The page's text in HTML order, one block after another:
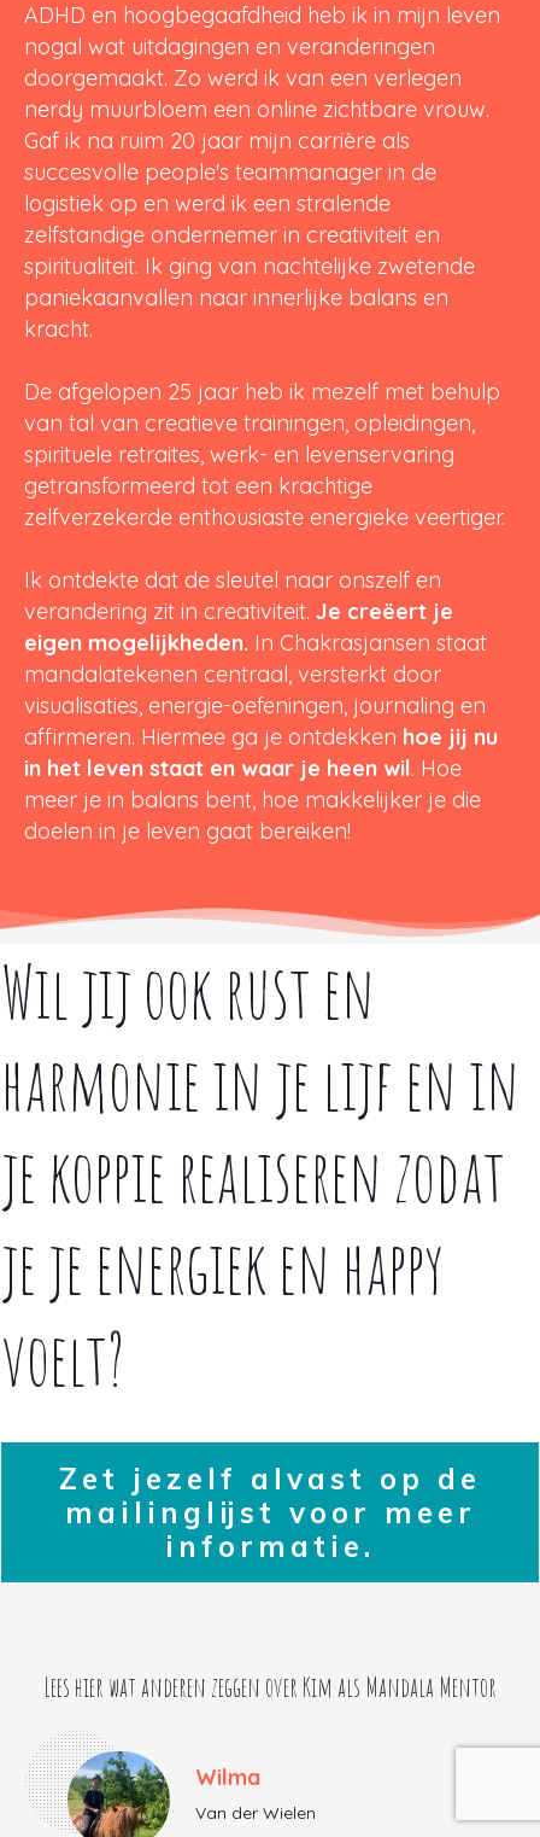
ADHD en hoogbegaafdheid heb ik in mijn leven
nogal wat uitdagingen en veranderingen
doorgemaakt. Zo werd ik van een verlegen
nerdy muurbloem een online zichtbare vrouw.
Gaf ik na ruim 20 jaar mijn carrière als
succesvolle people's teammanager in de
logistiek op en werd ik een stralende
zelfstandige ondernemer in creativiteit en
spiritualiteit. Ik ging van nachtelijke zwetende
paniekaanvallen naar innerlijke balans en
kracht.
De afgelopen 25 jaar heb ik mezelf met behulp
van tal van creatieve trainingen, opleidingen,
spirituele retraites, werk- en levenservaring
getransformeerd tot een krachtige
zelfverzekerde enthousiaste energieke veertiger.
Ik ontdekte dat de sleutel naar onszelf en
verandering zit in creativiteit. Je creëert je
eigen mogelijkheden. In Chakrasjansen staat
mandalatekenen centraal, versterkt door
visualisaties, energie-oefeningen, journaling en
affirmeren. Hiermee ga je ontdekken hoe jij nu
in het leven staat en waar je heen wil. Hoe
meer je in balans bent, hoe makkelijker je die
doelen in je leven gaat bereiken!
Wil jij ook rust en
harmonie in je lijf en in
je koppie realiseren zodat
je je energiek en happy
voelt?
Zet jezelf alvast op de
mailinglijst voor meer
informatie.
Lees hier wat anderen zeggen over Kim als Mandala Mentor
Wilma
Van der Wielen